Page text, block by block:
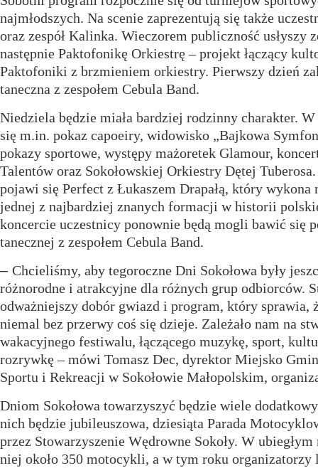
najmłodszych. Na scenie zaprezentują się także
oraz zespół Kalinka. Wieczorem publiczność usłyszy
następnie Paktofonikę Orkiestrę – projekt łączący
Paktofoniki z brzmieniem orkiestry. Pierwszy dzień
taneczna z zespołem Cebula Band.
Niedziela będzie miała bardziej rodzinny charakter.
się m.in. pokaz capoeiry, widowisko „Bajkowa
pokazy sportowe, występy mażoretek Glamour,
Talentów oraz Sokołowskiej Orkiestry Dętej
pojawi się Perfect z Łukaszem Drapałą, który wykona
jednej z najbardziej znanych formacji w historii
koncercie uczestnicy ponownie będą mogli bawić się
tanecznej z zespołem Cebula Band.
– Chcieliśmy, aby tegoroczne Dni Sokołowa były
różnorodne i atrakcyjne dla różnych grup odbiorców.
odważniejszy dobór gwiazd i program, który sprawia,
niemal bez przerwy coś się dzieje. Zależało nam na
wakacyjnego festiwalu, łączącego muzykę, sport,
rozrywkę–mówi Tomasz Dec, dyrektor Miejsko
Sportu i Rekreacji w Sokołowie Małopolskim,
Dniom Sokołowa towarzyszyć będzie wiele
nich będzie jubileuszowa, dziesiąta Parada
przez Stowarzyszenie Wędrowne Sokoły. W
niej około 350 motocykli, a w tym roku organizatorzy